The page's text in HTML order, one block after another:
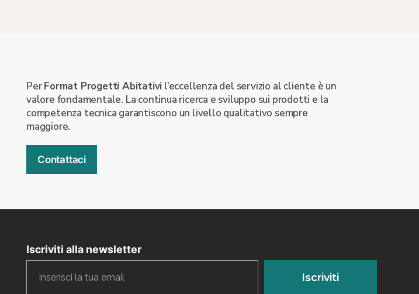
PerFormat Progetti Abitativi l’eccellenza del servizio al cliente è un
valore fondamentale. La continua ricerca e sviluppo sui prodotti e la
competenza tecnica garantiscono un livello qualitativo sempre
maggiore.
Contattaci
Iscriviti alla newsletter
Iscriviti